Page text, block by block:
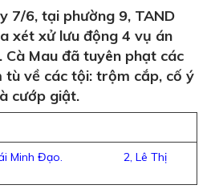
7/6, tại phường 9, TAND
xét xử lưu động 4 vụ án
Cà Mau đã tuyên phạt các
về các tội: trộm cắp, cố ý
cướp giật.
Thái Minh Đạo. 2, Lê Thị